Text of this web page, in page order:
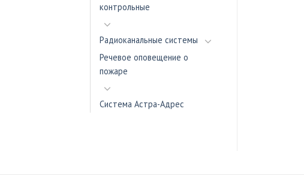
контрольные
Радиоканальные системы
Речевое оповещение о
пожаре
Система Астра-Адрес